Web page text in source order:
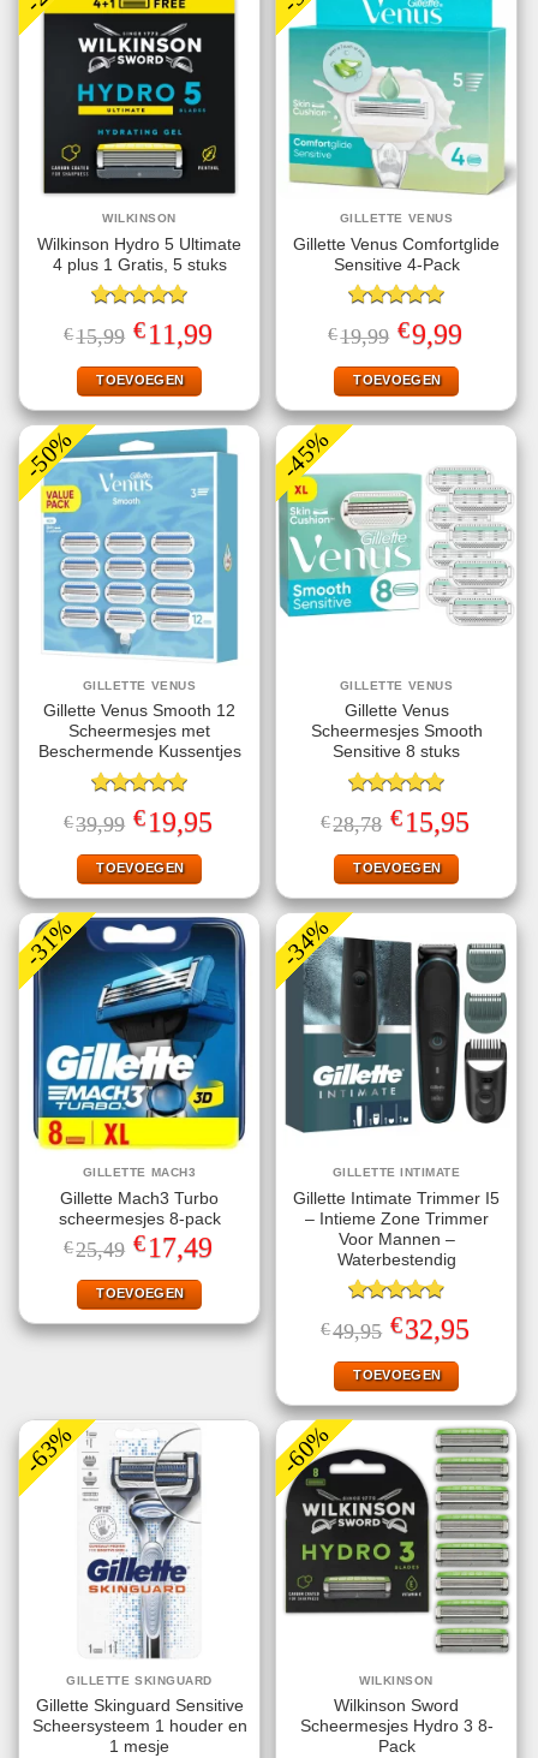
WILKINSON
Wilkinson Hydro 5 Ultimate
4 plus 1 Gratis, 5 stuks
Gewaardeerd
5.00uit 5
€15,99 Oorspronkelijke
prijs
was:
€15,99.
€11,99Huidige
prijs
TOEVOEGEN
GILLETTE VENUS
Gillette Venus Comfortglide
Sensitive 4-Pack
Gewaardeerd
5.00uit 5
€19,99 Oorspronkelijke
prijs
was:
€19,99.
€9,99Huidige
prijs
TOEVOEGEN
-50%
GILLETTE VENUS
Gillette Venus Smooth 12
Scheermesjes met
Beschermende Kussentjes
Gewaardeerd
5.00uit 5
€39,99 Oorspronkelijke
prijs
was:
€39,99.
€19,95prijs
TOEVOEGEN
-45%
GILLETTE VENUS
Gillette Venus
Scheermesjes Smooth
Sensitive 8 stuks
Gewaardeerd
5.00uit 5
€28,78 Oorspronkelijke
prijs
was:
€28,78.
€15,95prijs
TOEVOEGEN
-31%
GILLETTE MACH3
Gillette Mach3 Turbo
scheermesjes 8-pack
€25,49 Oorspronkelijke
prijs
was:
€25,49.
€17,49Huidige
prijs
TOEVOEGEN
-34%
GILLETTE INTIMATE
Gillette Intimate Trimmer I5
– Intieme Zone Trimmer
Voor Mannen –
Waterbestendig
Gewaardeerd
4.93uit 5
€49,95 Oorspronkelijke
prijs
was:
€49,95.
€32,95prijs
TOEVOEGEN
-63%
GILLETTE SKINGUARD
Gillette Skinguard Sensitive
Scheersysteem 1 houder en
1 mesje
-60%
WILKINSON
Wilkinson Sword
Scheermesjes Hydro 3 8-
Pack